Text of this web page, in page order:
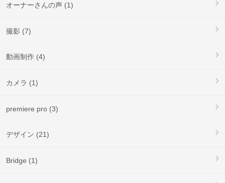
オーナーさんの声 (1)
撮影 (7)
動画制作 (4)
カメラ (1)
premiere pro (3)
デザイン (21)
Bridge (1)